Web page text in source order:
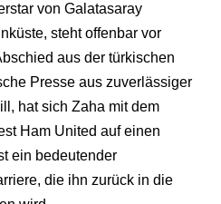
von Galatasaray
steht offenbar vor
aus der türkischen
Presse aus zuverlässiger
hat sich Zaha mit dem
Ham United auf einen
ein bedeutender
die ihn zurück in die